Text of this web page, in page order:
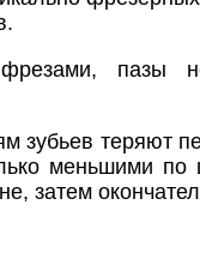
пазы
зубьев теряют
меньшими
затем